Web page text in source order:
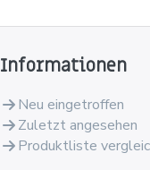
Informationen
Neu eingetroffen
Zuletzt angesehen
Produktliste